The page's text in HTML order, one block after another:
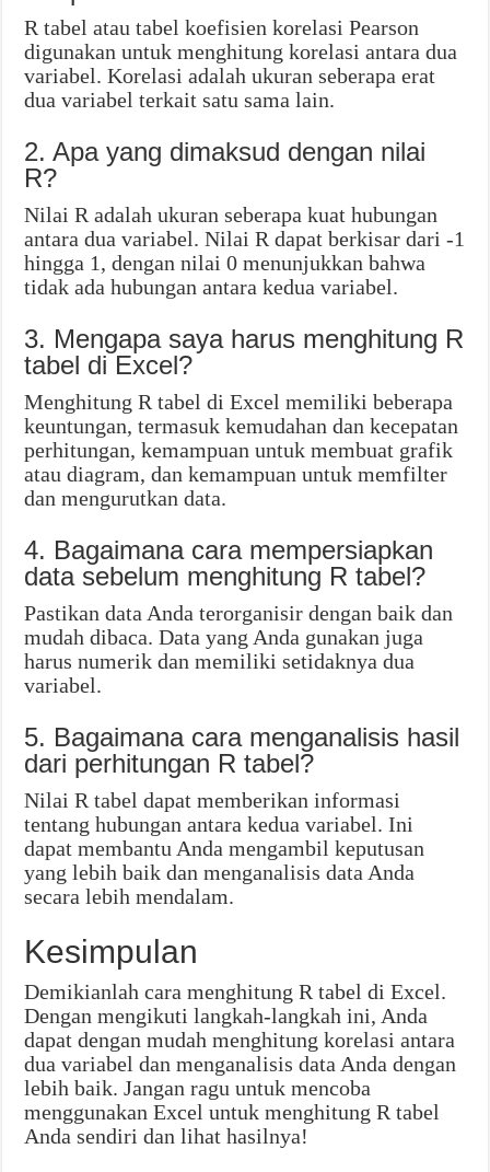
R tabel atau tabel koefisien korelasi Pearson
digunakan untuk menghitung korelasi antara dua
variabel. Korelasi adalah ukuran seberapa erat
dua variabel terkait satu sama lain.
2. Apa yang dimaksud dengan nilai
R?
Nilai R adalah ukuran seberapa kuat hubungan
antara dua variabel. Nilai R dapat berkisar dari -1
hingga 1, dengan nilai 0 menunjukkan bahwa
tidak ada hubungan antara kedua variabel.
3. Mengapa saya harus menghitung R
tabel di Excel?
Menghitung R tabel di Excel memiliki beberapa
keuntungan, termasuk kemudahan dan kecepatan
perhitungan, kemampuan untuk membuat grafik
atau diagram, dan kemampuan untuk memfilter
dan mengurutkan data.
4. Bagaimana cara mempersiapkan
data sebelum menghitung R tabel?
Pastikan data Anda terorganisir dengan baik dan
mudah dibaca. Data yang Anda gunakan juga
harus numerik dan memiliki setidaknya dua
variabel.
5. Bagaimana cara menganalisis hasil
dari perhitungan R tabel?
Nilai R tabel dapat memberikan informasi
tentang hubungan antara kedua variabel. Ini
dapat membantu Anda mengambil keputusan
yang lebih baik dan menganalisis data Anda
secara lebih mendalam.
Kesimpulan
Demikianlah cara menghitung R tabel di Excel.
Dengan mengikuti langkah-langkah ini, Anda
dapat dengan mudah menghitung korelasi antara
dua variabel dan menganalisis data Anda dengan
lebih baik. Jangan ragu untuk mencoba
menggunakan Excel untuk menghitung R tabel
Anda sendiri dan lihat hasilnya!